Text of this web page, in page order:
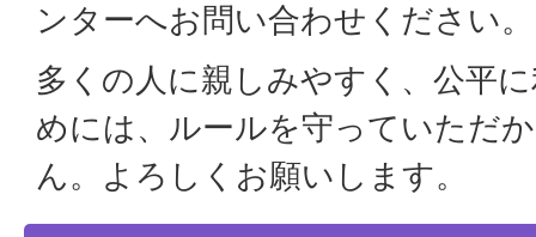
ンターへお問い合わせください。
多くの人に親しみやすく、公平
めには、ルールを守っていただ
ん。よろしくお願いします。